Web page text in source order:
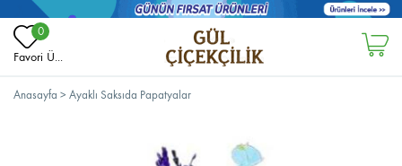
0
Favori Ü...
Anasayfa > Ayaklı Saksıda Papatyalar